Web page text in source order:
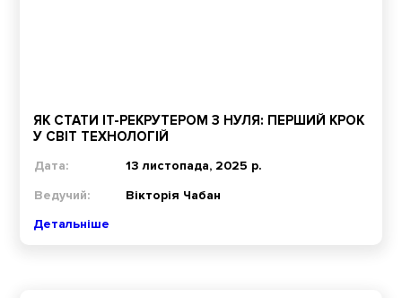
ЯК СТАТИ IT-РЕКРУТЕРОМ З НУЛЯ: ПЕРШИЙ КРОК
У СВІТ ТЕХНОЛОГІЙ
Дата:
13 листопада, 2025 р.
Ведучий:
Вікторія Чабан
Детальніше